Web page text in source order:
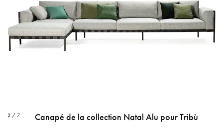
2 / 7 Canapé de la collection Natal Alu pour Tribù